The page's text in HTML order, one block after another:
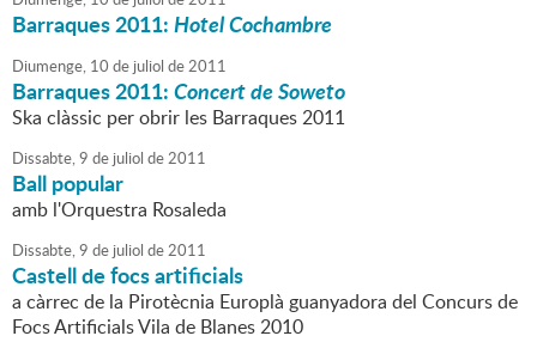
Barraques 2011:Hotel Cochambre
Diumenge, 10 de juliol de2011
Barraques 2011:Concert de Soweto
Ska clàssic per obrir les Barraques 2011
Dissabte,9 de juliol de2011
Ball popular
amb l'Orquestra Rosaleda
Dissabte,9 de juliol de2011
Castell de focs artificials
a càrrec de la Pirotècnia Europlà guanyadora del Concurs de
Focs Artificials Vila de Blanes 2010